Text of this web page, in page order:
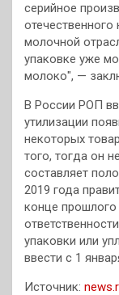
серийное
молочной
упаковке уже
молоко", —
В России РОП
утилизации
некоторых
того, тогда он
составляет
2019 года
конце
упаковки или
ввести с 1
Источник: